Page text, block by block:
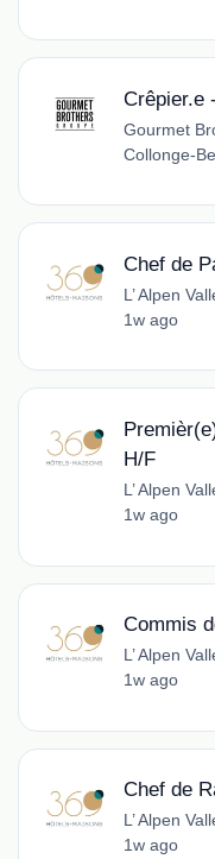
Crêpier.e
Gourmet
Collonge-
Chef de
L’ Alpen
1w ago
H/F
L’ Alpen
1w ago
Commis
L’ Alpen
1w ago
Chef de
L’ Alpen
1w ago